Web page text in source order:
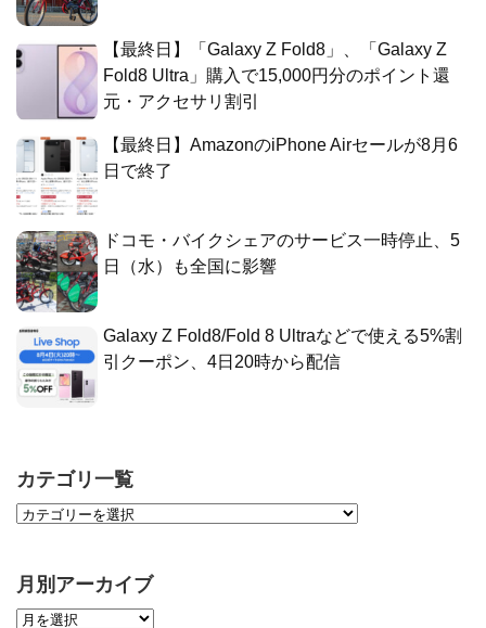
【最終日】「Galaxy Z Fold8」、「Galaxy Z
Fold8 Ultra」購入で15,000円分のポイント還
元・アクセサリ割引
【最終日】AmazonのiPhone Airセールが8月6
日で終了
ドコモ・バイクシェアのサービス一時停止、5
日（水）も全国に影響
Galaxy Z Fold8/Fold 8 Ultraなどで使える5%割
引クーポン、4日20時から配信
カテゴリ一覧
月別アーカイブ